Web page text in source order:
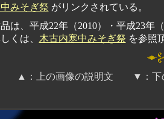
みそぎ祭 がリンクされている。
は、平成22年（2010）・平成23年
くは、 木古内寒中みそぎ祭 を参照
】 ▲：上の画像の説明文 ▼：下